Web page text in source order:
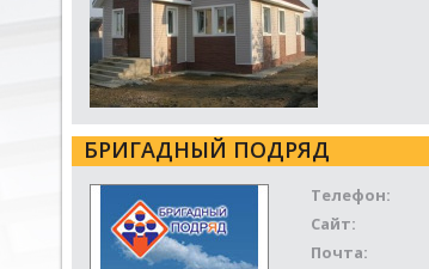
БРИГАДНЫЙ ПОДРЯД
Телефон:
Сайт:
Почта: